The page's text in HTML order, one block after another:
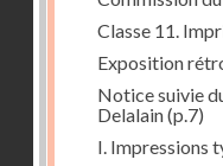
Classe 11.
Exposition
Notice suivie
Delalain(p.7)
I. Impressions